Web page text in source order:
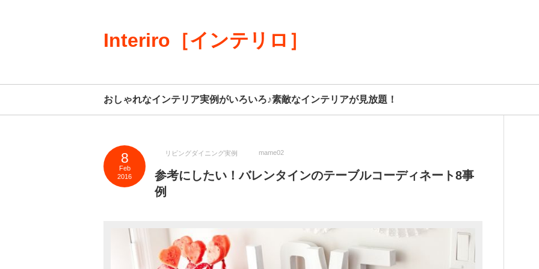
Interiro［インテリロ］
おしゃれなインテリア実例がいろいろ♪素敵なインテリアが見放題！
8
Feb
2016
リビングダイニング実例 mame02
参考にしたい！バレンタインのテーブルコーディネート8事
例